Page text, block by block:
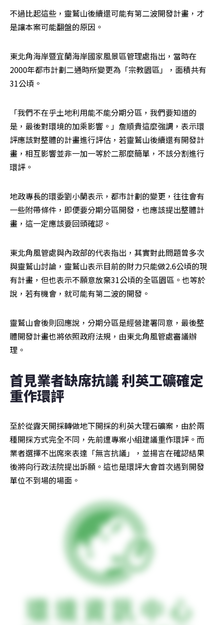
不過比起這些，靈鷲山後續還可能有第二波開發計畫，才
是讓本案可能翻盤的原因。
東北角海岸暨宜蘭海岸國家風景區管理處指出，當時在
2000年都市計劃二通時所變更為「宗教園區」，面積共有
31公頃。
「我們不在乎土地利用能不能分期分區，我們要知道的
是，最後對環境的加乘影響。」詹順貴這麼強調，表示環
評應該對整體的計畫進行評估，若靈鷲山後續還有開發計
畫，相互影響並非一加一等於二那麼簡單，不該分割進行
環評。
地政專長的環委劉小蘭表示，都市計劃的變更，往往會有
一些附帶條件，即便要分期分區開發，也應該提出整體計
畫，這一定應該要回頭確認。
東北角風管處與內政部的代表指出，其實對此問題曾多次
與靈鷲山討論，靈鷲山表示目前的財力只能做2.6公頃的現
有計畫，但也表示不願意放棄31公頃的全區園區。也等於
說，若有機會，就可能有第二波的開發。
靈鷲山會後則回應說，分期分區是經營建署同意，最後整
體開發計畫也將依照政府法規，由東北角風管處審議辦
理。
首見業者缺席抗議 利英工礦確定
重作環評
至於從露天開採轉做地下開採的利英大理石礦案，由於兩
種開採方式完全不同，先前遭專案小組建議重作環評。而
業者選擇不出席來表達「無言抗議」，並揚言在確認結果
後將向行政法院提出訴願。這也是環評大會首次遇到開發
單位不到場的場面。